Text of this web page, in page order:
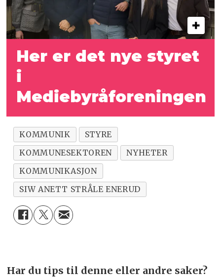
Her er det nye styret
i
Mediebyråforeningen
KOMMUNIK
STYRE
KOMMUNESEKTOREN
NYHETER
KOMMUNIKASJON
SIW ANETT STRÅLE ENERUD
Har du tips til denne eller andre saker?